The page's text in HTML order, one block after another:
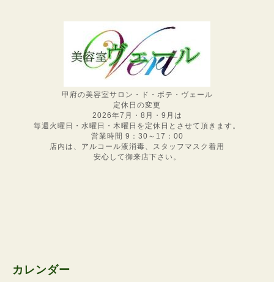
甲府の美容室サロン・ド・ボテ・ヴェール
定休日の変更
2026年7月・8月・9月は
毎週火曜日・水曜日・木曜日を定休日とさせて頂きます。
営業時間 9：30～17：00
店内は、アルコール液消毒、スタッフマスク着用
安心して御来店下さい。
カレンダー